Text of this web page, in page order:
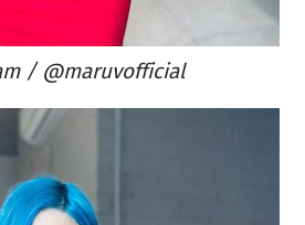
/ @maruvofficial